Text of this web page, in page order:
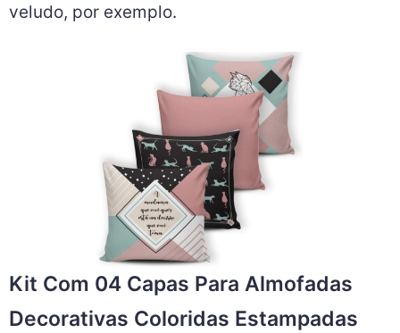
veludo, por exemplo.
Kit Com 04 Capas Para Almofadas
Decorativas Coloridas Estampadas